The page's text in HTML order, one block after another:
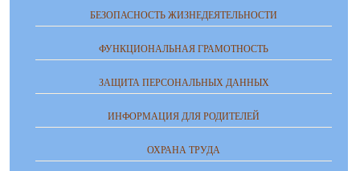
БЕЗОПАСНОСТЬ ЖИЗНЕДЕЯТЕЛЬНОСТИ
ФУНКЦИОНАЛЬНАЯ ГРАМОТНОСТЬ
ЗАЩИТА ПЕРСОНАЛЬНЫХ ДАННЫХ
ИНФОРМАЦИЯ ДЛЯ РОДИТЕЛЕЙ
ОХРАНА ТРУДА